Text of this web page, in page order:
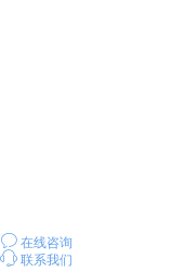
ꂖ在线咨询
ꁱ联系我们